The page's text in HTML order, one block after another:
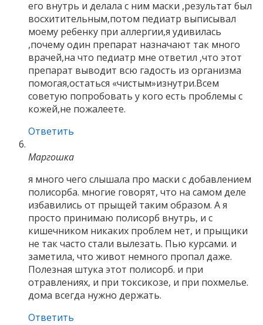
его внутрь и делала с ним маски ,результат был
восхитительным,потом педиатр выписывал
моему ребенку при аллергии,я удивилась
,почему один препарат назначают так много
врачей,на что педиатр мне ответил ,что этот
препарат выводит всю гадость из организма
помогая,остаться «чистым»изнутри.Всем
советую попробовать у кого есть проблемы с
кожей,не пожалеете.
Ответить
Маргошка
я много чего слышала про маски с добавлением
полисорба. многие говорят, что на самом деле
избавились от прыщей таким образом. А я
просто принимаю полисорб внутрь, и с
кишечником никаких проблем нет, и прыщики
не так часто стали вылезать. Пью курсами. и
заметила, что живот немного пропал даже.
Полезная штука этот полисорб. и при
отравлениях, и при токсикозе, и при похмелье.
дома всегда нужно держать.
Ответить